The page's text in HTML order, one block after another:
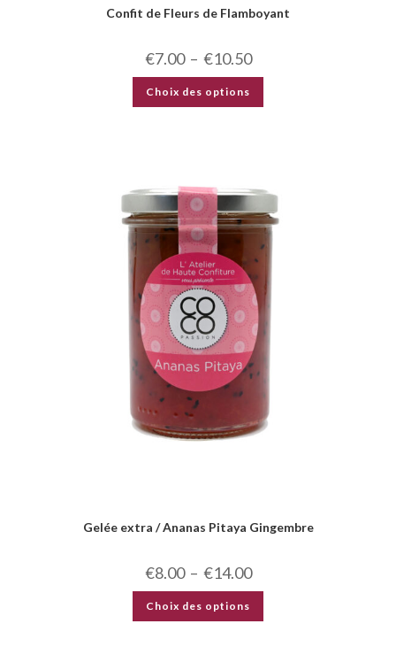
Confit de Fleurs de Flamboyant
€7.00 – €10.50
Choix des options
Gelée extra / Ananas Pitaya Gingembre
€8.00 – €14.00
Choix des options